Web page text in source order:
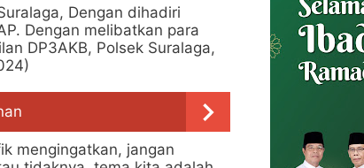
Dengan dihadiri
Dengan melibatkan para
DP3AKB, Polsek Suralaga,
mengingatkan, jangan